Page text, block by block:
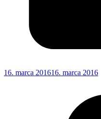
16. marca 201616. marca 2016